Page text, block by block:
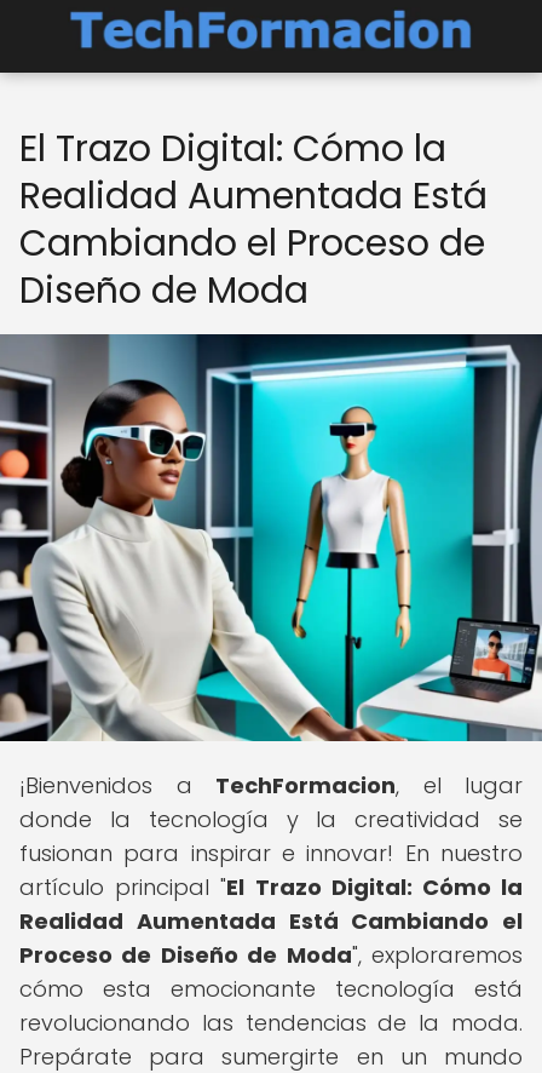
El Trazo Digital: Cómo la
Realidad Aumentada Está
Cambiando el Proceso de
Diseño de Moda
¡Bienvenidos a TechFormacion, el lugar
donde la tecnología y la creatividad se
fusionan para inspirar e innovar! En nuestro
artículo principal "El Trazo Digital: Cómo la
Realidad Aumentada Está Cambiando el
Proceso de Diseño de Moda", exploraremos
cómo esta emocionante tecnología está
revolucionando las tendencias de la moda.
Prepárate para sumergirte en un mundo